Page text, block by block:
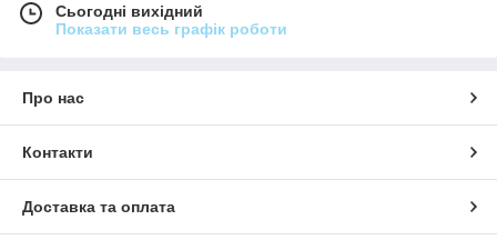
Сьогодні вихідний
Показати весь графік роботи
Про нас
Контакти
Доставка та оплата